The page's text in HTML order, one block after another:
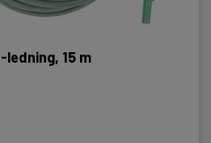
ledning, 15 m